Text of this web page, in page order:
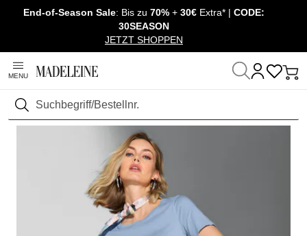
Überspringe Navigation, direkt zum Content
End-of-Season Sale: Bis zu 70% + 30€ Extra* | CODE:
30SEASON
JETZT SHOPPEN
MENU
Suchen
Startseite Mode